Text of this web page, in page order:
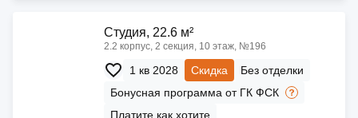
Cтудия, 22.6 м²
2.2 корпус, 2 секция, 10 этаж, №196
1 кв 2028 Скидка
Без отделки
Бонусная программа от ГК ФСК
Платите как хотите